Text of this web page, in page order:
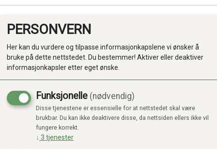
Produkter
Kategorier
PERSONVERN
Her kan du vurdere og tilpasse informasjonkapslene vi ønsker å
bruke på dette nettstedet. Du bestemmer! Aktiver eller deaktiver
informasjonkapsler etter eget ønske.
Funksjonelle (nødvendig)
Disse tjenestene er essensielle for at nettstedet skal være
brukbar. Du kan ikke deaktivere disse, da nettsiden ellers ikke vil
fungere korrekt.
↓ 3 tjenester